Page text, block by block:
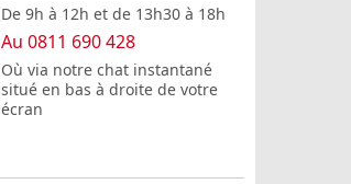
De 9h à 12h et de 13h30 à 18h
Au 0811 690 428
Où via notre chat instantané
situé en bas à droite de votre
écran